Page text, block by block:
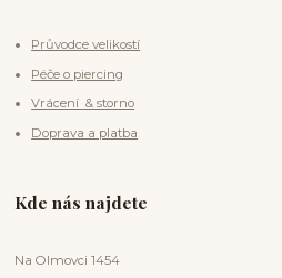
Průvodce velikostí
Péče o piercing
Vrácení & storno
Doprava a platba
Kde nás najdete
Na Olmovci 1454